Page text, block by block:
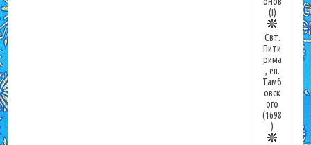
(I)
Свт.
Пити
рима
, еп.
Тамб
овск
ого
(1698
)